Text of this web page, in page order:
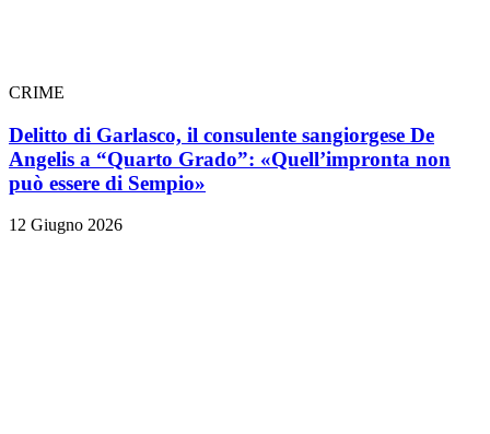
CRIME
Delitto di Garlasco, il consulente sangiorgese De
Angelis a “Quarto Grado”: «Quell’impronta non
può essere di Sempio»
12 Giugno 2026